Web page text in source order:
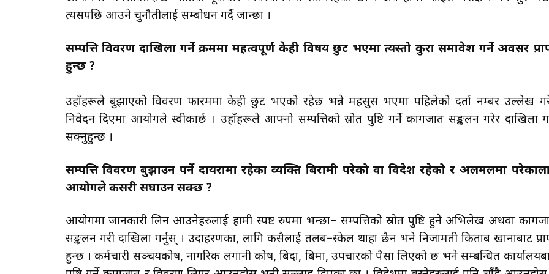
त्यसपछि आउने चुनौतीलाई सम्बोधन गर्दै जान्छौँ ।
सम्पत्ति विवरण दाखिला गर्ने क्रममा महत्वपूर्ण केही विषय छुट भएमा त्यस्तो कुरा समावेश गर्ने अवसर
हुन्छ ?
उहाँहरूले बुझाएकोे विवरण फारममा केही छुट भएको रहेछ भन्ने महसुस भएमा पहिलेको दर्ता नम्बर उल्लेख
निवेदन दिएमा आयोगले स्वीकार्छ । उहाँहरूले आफ्नो सम्पत्तिको स्रोत पुष्टि गर्ने कागजात सङ्कलन गरेर दाखिला
सक्नुहुन्छ ।
सम्पत्ति विवरण बुझाउन पर्ने दायरामा रहेका व्यक्ति बिरामी परेको वा विदेश रहेको र अलमलमा
आयोगले कसरी सघाउन सक्छ ?
आयोगमा जानकारी लिन आउनेहरुलाई हामी स्पष्ट रुपमा भन्छौँ– सम्पत्तिको स्रोत पुष्टि हुने अभिलेख अथवा
सङ्कलन गरी दाखिला गर्नुस् । उदाहरणका, लागि कसैलाई तलब–स्केल थाहा छैन भने निजामती किताब खानाबाट
हुन्छ । कर्मचारी सञ्चयकोष, नागरिक लगानी कोष, बिदा, बिमा, उपचारको पैसा लिएको छ भने सम्बन्धित